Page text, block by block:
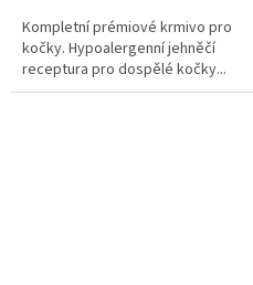
Kompletní prémiové krmivo pro
kočky. Hypoalergenní jehněčí
receptura pro dospělé kočky...